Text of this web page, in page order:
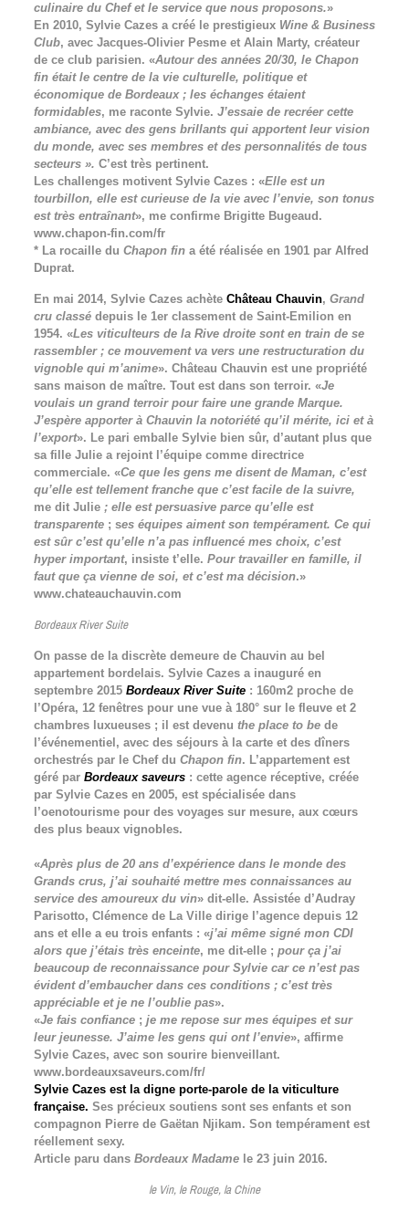
culinaire du Chef et le service que nous proposons.»
En 2010, Sylvie Cazes a créé le prestigieux Wine & Business
Club, avec Jacques-Olivier Pesme et Alain Marty, créateur
de ce club parisien. «Autour des années 20/30, le Chapon
fin était le centre de la vie culturelle, politique et
économique de Bordeaux ; les échanges étaient
formidables, me raconte Sylvie. J’essaie de recréer cette
ambiance, avec des gens brillants qui apportent leur vision
du monde, avec ses membres et des personnalités de tous
secteurs ». C’est très pertinent.
Les challenges motivent Sylvie Cazes : «Elle est un
tourbillon, elle est curieuse de la vie avec l’envie, son tonus
est très entraînant», me confirme Brigitte Bugeaud.
www.chapon-fin.com/fr
* La rocaille du Chapon fina été réalisée en 1901 par Alfred
Duprat.
En mai 2014, Sylvie Cazes achète Château Chauvin, Grand
cru classédepuis le 1er classement de Saint-Emilion en
1954. «Les viticulteurs de la Rive droite sont en train de se
rassembler ; ce mouvement va vers une restructuration du
vignoble qui m’anime». Château Chauvin est une propriété
sans maison de maître. Tout est dans son terroir. «Je
voulais un grand terroir pour faire une grande Marque.
J’espère apporter à Chauvin la notoriété qu’il mérite, ici et à
l’export». Le pari emballe Sylvie bien sûr, d’autant plus que
sa fille Julie a rejoint l’équipe comme directrice
commerciale. «Ce que les gens me disent de Maman, c’est
qu’elle est tellement franche que c’est facile de la suivre,
me dit Julie; elle est persuasive parce qu’elle est
transparente; ses équipes aiment son tempérament. Ce qui
est sûr c’est qu’elle n’a pas influencé mes choix, c’est
hyper important, insiste t’elle. Pour travailler en famille, il
faut que ça vienne de soi, et c’est ma décision.»
www.chateauchauvin.com
Bordeaux River Suite
On passe de la discrète demeure de Chauvin au bel
appartement bordelais. Sylvie Cazes a inauguré en
septembre 2015 Bordeaux River Suite : 160m2 proche de
l’Opéra, 12 fenêtres pour une vue à 180° sur le fleuve et 2
chambres luxueuses ; il est devenu the place to bede
l’événementiel, avec des séjours à la carte et des dîners
orchestrés par le Chef du Chapon fin. L’appartement est
géré par Bordeaux saveurs: cette agence réceptive, créée
par Sylvie Cazes en 2005, est spécialisée dans
l’oenotourisme pour des voyages sur mesure, aux cœurs
des plus beaux vignobles.
«Après plus de 20 ans d’expérience dans le monde des
Grands crus, j’ai souhaité mettre mes connaissances au
service des amoureux du vin» dit-elle. Assistée d’Audray
Parisotto, Clémence de La Ville dirige l’agence depuis 12
ans et elle a eu trois enfants : «j’ai même signé mon CDI
alors que j’étais très enceinte, me dit-elle ; pour ça j’ai
beaucoup de reconnaissance pour Sylvie car ce n’est pas
évident d’embaucher dans ces conditions ; c’est très
appréciable et je ne l’oublie pas».
«Je fais confiance; je me repose sur mes équipes et sur
leur jeunesse. J’aime les gens qui ont l’envie», affirme
Sylvie Cazes, avec son sourire bienveillant.
www.bordeauxsaveurs.com/fr/
Sylvie Cazes est la digne porte-parole de la viticulture
française. Ses précieux soutiens sont ses enfants et son
compagnon Pierre de Gaëtan Njikam. Son tempérament est
réellement sexy.
Article paru dans Bordeaux Madamele 23 juin 2016.
le Vin, le Rouge, la Chine